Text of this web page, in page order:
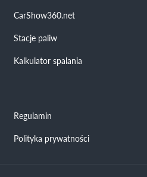
CarShow360.net
Stacje paliw
Kalkulator spalania
Regulamin
Polityka prywatności